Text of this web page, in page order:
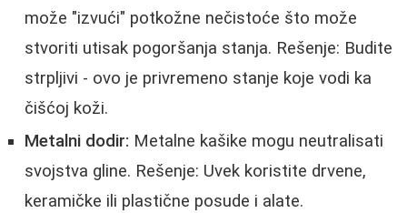
može "izvući" potkožne nečistoće što može
stvoriti utisak pogoršanja stanja. Rešenje: Budite
strpljivi - ovo je privremeno stanje koje vodi ka
čišćoj koži.
Metalni dodir: Metalne kašike mogu neutralisati
svojstva gline. Rešenje: Uvek koristite drvene,
keramičke ili plastične posude i alate.